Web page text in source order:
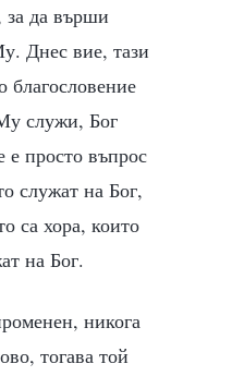
за да върши
Днес вие, тази
благословение
служи, Бог
просто въпрос
служат на Бог,
са хора, които
на Бог.
никога
тогава той